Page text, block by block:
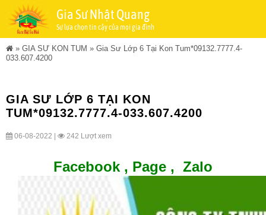
Gia Sư Nhật Quang
Sự lựa chọn tin cậy của mọi gia đình
» GIA SƯ KON TUM » Gia Sư Lớp 6 Tại Kon Tum*09132.7777.4-
033.607.4200
GIA SƯ LỚP 6 TẠI KON
TUM*09132.7777.4-033.607.4200
06-08-2022 | 242 Lượt xem
Facebook , Page , Zalo